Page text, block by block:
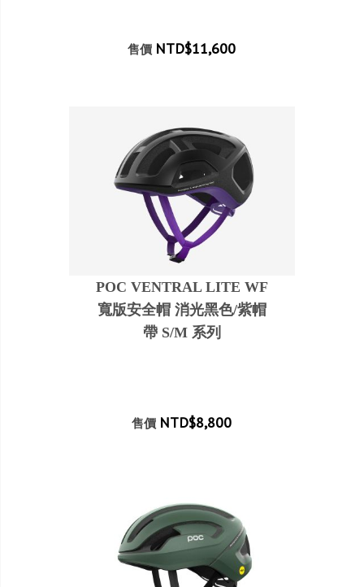
售價 NTD$11,600
POC VENTRAL LITE WF
寬版安全帽 消光黑色/紫帽
帶 S/M 系列
售價 NTD$8,800